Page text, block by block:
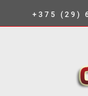
+375 (29)